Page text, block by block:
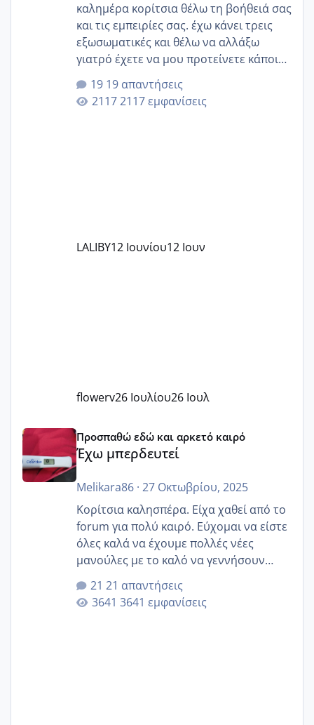
καλημέρα κορίτσια θέλω τη βοήθειά σας
και τις εμπειρίες σας. έχω κάνει τρεις
εξωσωματικές και θέλω να αλλάξω
γιατρό έχετε να μου προτείνετε κάποιον
που μείνατε ευχαριστημένες και είχατε
επιιτυχία? έκανα στο υγεία με τον
ζερβομανωλάκη (δεν το εψαξε καθόλου
19 απαντήσεις
2117 εμφανίσεις
LALIBY12 Ιουνίου12 Ιουν
flowerv26 Ιουλίου26 Ιουλ
Έχω μπερδευτεί
Προσπαθώ εδώ και αρκετό καιρό
Έχω μπερδευτεί
Melikara86· 27 Οκτωβρίου, 2025
Κορίτσια καλησπέρα. Είχα χαθεί από το
forum για πολύ καιρό. Εύχομαι να είστε
όλες καλά να έχουμε πολλές νέες
μανούλες με το καλό να γεννήσουν
αυτές που ήδη περιμένουν. Να πάρουν
γερα μωράκια στην αγκαλίτσα τους
🙏🏼🙏🏼 Ας πάμε λοιπόν στο θέμα μου.
21 απαντήσεις
3641 εμφανίσεις